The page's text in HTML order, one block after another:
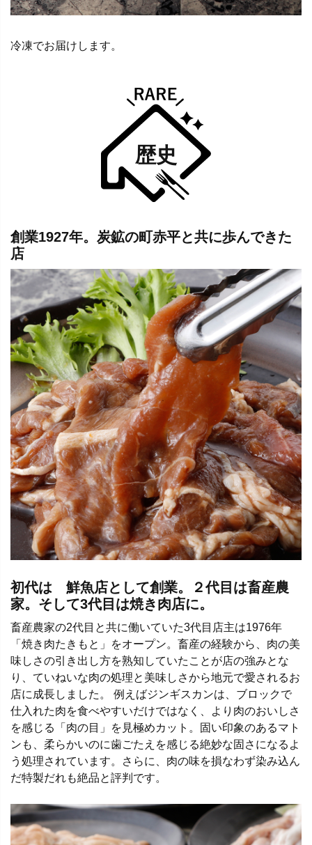
冷凍でお届けします。
歴史
創業1927年。炭鉱の町赤平と共に歩んできた
店
初代は 鮮魚店として創業。２代目は畜産農
家。そして3代目は焼き肉店に。
畜産農家の2代目と共に働いていた3代目店主は1976年
「焼き肉たきもと」をオープン。畜産の経験から、肉の美
味しさの引き出し方を熟知していたことが店の強みとな
り、ていねいな肉の処理と美味しさから地元で愛されるお
店に成長しました。 例えばジンギスカンは、ブロックで
仕入れた肉を食べやすいだけではなく、より肉のおいしさ
を感じる「肉の目」を見極めカット。固い印象のあるマト
ンも、柔らかいのに歯ごたえを感じる絶妙な固さになるよ
う処理されています。さらに、肉の味を損なわず染み込ん
だ特製だれも絶品と評判です。